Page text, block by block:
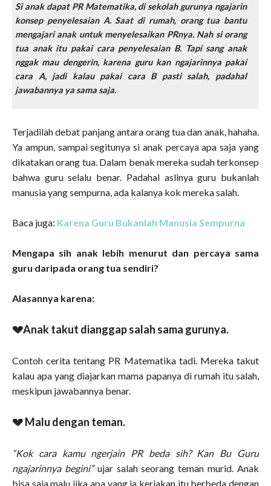
Si anak dapat PR Matematika, di sekolah gurunya ngajarin
konsep penyelesaian A. Saat di rumah, orang tua bantu
mengajari anak untuk menyelesaikan PRnya. Nah si orang
tua anak itu pakai cara penyelesaian B. Tapi sang anak
nggak mau dengerin, karena guru kan ngajarinnya pakai
cara A, jadi kalau pakai cara B pasti salah, padahal
jawabannya ya sama saja.
Terjadilah debat panjang antara orang tua dan anak, hahaha.
Ya ampun, sampai segitunya si anak percaya apa saja yang
dikatakan orang tua. Dalam benak mereka sudah terkonsep
bahwa guru selalu benar. Padahal aslinya guru bukanlah
manusia yang sempurna, ada kalanya kok mereka salah.
Baca juga: Karena Guru Bukanlah Manusia Sempurna
Mengapa sih anak lebih menurut dan percaya sama
guru daripada orang tua sendiri?
Alasannya karena:
💔Anak takut dianggap salah sama gurunya.
Contoh cerita tentang PR Matematika tadi. Mereka takut
kalau apa yang diajarkan mama papanya di rumah itu salah,
meskipun jawabannya benar.
💔 Malu dengan teman.
“Kok cara kamu ngerjain PR beda sih? Kan Bu Guru
ngajarinnya begini”ujar salah seorang teman murid. Anak
bisa saja malu jika apa yang ia kerjakan itu berbeda dengan